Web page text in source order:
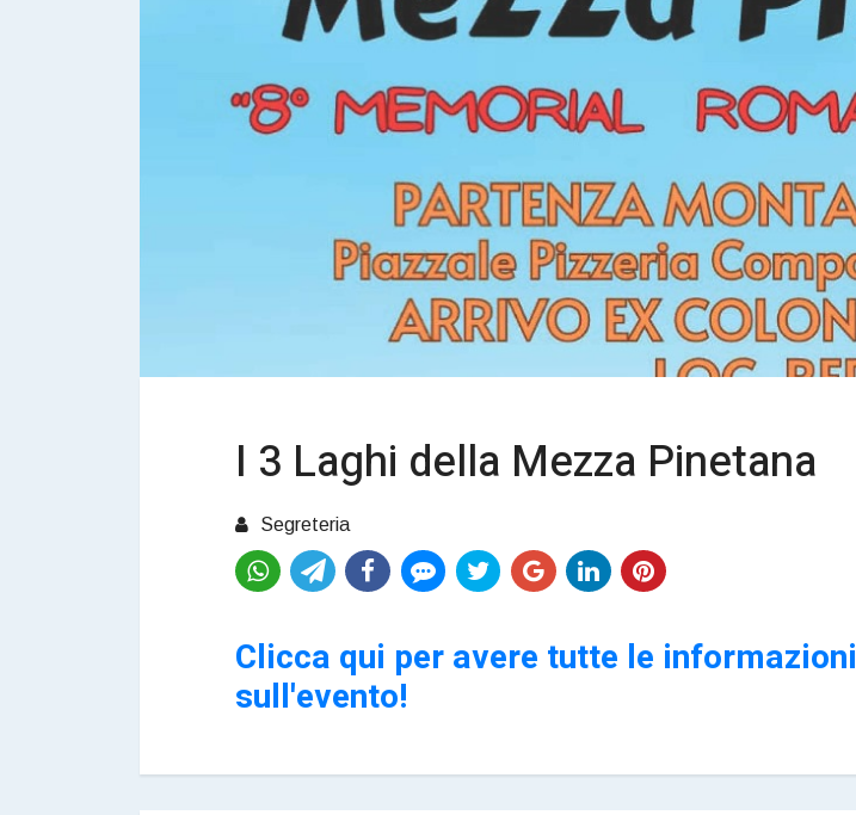
I 3 Laghi della Mezza Pinetana
Segreteria
Clicca qui per avere tutte le informazioni
sull'evento!